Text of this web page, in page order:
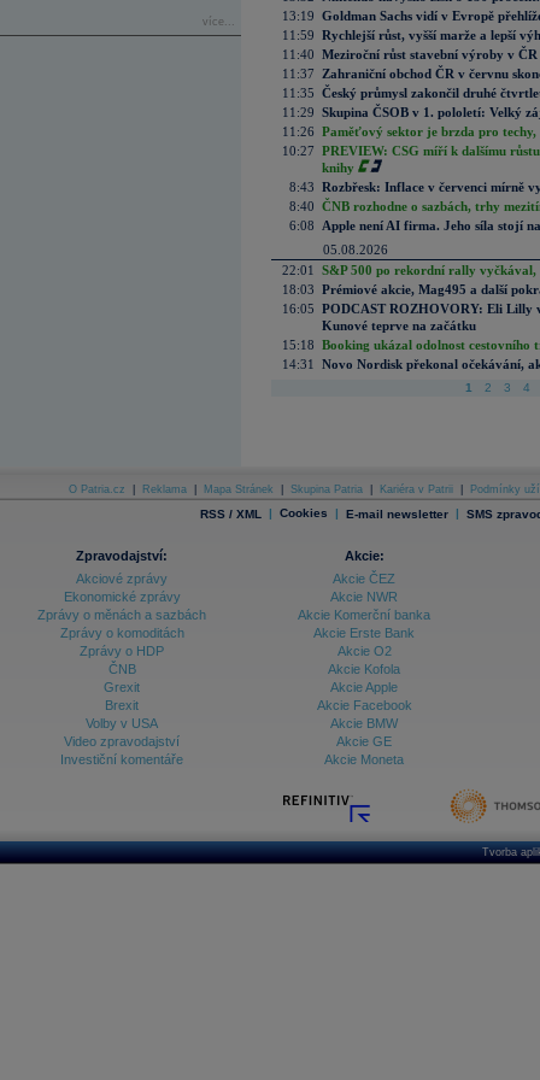
více...
13:19 Goldman Sachs vidí v Evropě
11:59 Rychlejší růst, vyšší marže a lepší
11:40 Meziroční růst stavební výroby v
11:37
Zahraniční obchod ČR v červnu
11:35 Český průmysl zakončil druhé
11:29 Skupina ČSOB v 1. pololetí: Velký
11:26 Paměťový sektor je brzda pro techy,
10:27 PREVIEW: CSG míří k dalšímu
knihy
8:43 Rozbřesk: Inflace v červenci mírně
8:40 ČNB rozhodne o sazbách, trhy
6:08
Apple není AI firma. Jeho síla stojí
05.08.2026
22:01
S&P 500 po rekordní rally vyčkával,
18:03 Prémiové akcie, Mag495 a další
16:05 PODCAST ROZHOVORY: Eli Lilly
Kunové teprve na začátku
15:18 Booking ukázal odolnost cestovního
14:31
Novo Nordisk překonal očekávání,
1 2 3 4
O Patria.cz Reklama Mapa Stránek Skupina Patria Kariéra v Patrii Podmínky
RSS / XML | Cookies | E-mail newsletter | SMS
Zpravodajství:
Akciové zprávy
Ekonomické zprávy
Zprávy o měnách a sazbách
Zprávy o komoditách
Zprávy o HDP
ČNB
Grexit
Brexit
Volby v USA
Video zpravodajství
Investiční komentáře
Akcie:
Akcie ČEZ
Akcie NWR
Akcie Komerční banka
Akcie Erste Bank
Akcie O2
Akcie Kofola
Akcie Apple
Akcie Facebook
Akcie BMW
Akcie GE
Akcie Moneta
Tvorba